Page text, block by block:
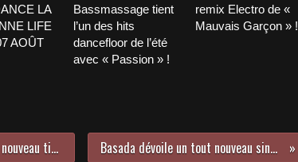
LA
LIFE
AOÛT
Bassmassage tient
l’un des hits
dancefloor de l’été
avec « Passion » !
remix Electro de «
Mauvais Garçon » !
Le groupe Shanguy dévoile un nouveau titre ! Basada dévoile un tout nouveau single !